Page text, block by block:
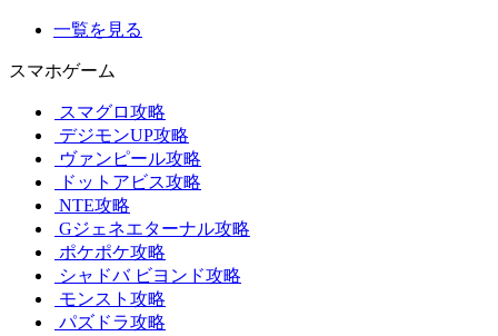
一覧を見る
スマホゲーム
スマグロ攻略
デジモンUP攻略
ヴァンピール攻略
ドットアビス攻略
NTE攻略
Gジェネエターナル攻略
ポケポケ攻略
シャドバ ビヨンド攻略
モンスト攻略
パズドラ攻略